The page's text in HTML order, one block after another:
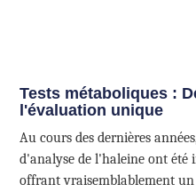
Tests métaboliques :
l'évaluation unique
Au cours des dernières
d'analyse de l'haleine ont été
offrant vraisemblablement